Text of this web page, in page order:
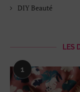
DIY Beauté
LES
1